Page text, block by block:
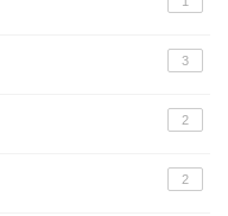
3
2
2